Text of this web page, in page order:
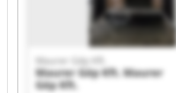
Maurer Gép Kft.
Maurer Gép Kft. Maurer
Gép Kft.